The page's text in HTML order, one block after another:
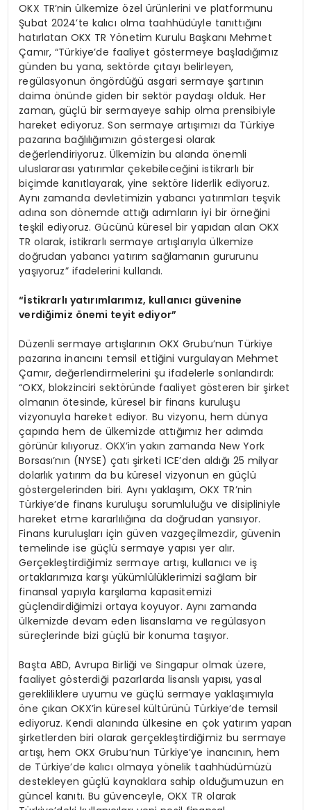
OKX TR’nin ülkemize özel ürünlerini ve platformunu
Şubat 2024’te kalıcı olma taahhüdüyle tanıttığını
hatırlatan OKX TR Yönetim Kurulu Başkanı Mehmet
Çamır, “Türkiye’de faaliyet göstermeye başladığımız
günden bu yana, sektörde çıtayı belirleyen,
regülasyonun öngördüğü asgari sermaye şartının
daima önünde giden bir sektör paydaşı olduk. Her
zaman, güçlü bir sermayeye sahip olma prensibiyle
hareket ediyoruz. Son sermaye artışımızı da Türkiye
pazarına bağlılığımızın göstergesi olarak
değerlendiriyoruz. Ülkemizin bu alanda önemli
uluslararası yatırımlar çekebileceğini istikrarlı bir
biçimde kanıtlayarak, yine sektöre liderlik ediyoruz.
Aynı zamanda devletimizin yabancı yatırımları teşvik
adına son dönemde attığı adımların iyi bir örneğini
teşkil ediyoruz. Gücünü küresel bir yapıdan alan OKX
TR olarak, istikrarlı sermaye artışlarıyla ülkemize
doğrudan yabancı yatırım sağlamanın gururunu
yaşıyoruz” ifadelerini kullandı.
“İstikrarlı yatırımlarımız, kullanıcı güvenine
verdiğimiz önemi teyit ediyor”
Düzenli sermaye artışlarının OKX Grubu’nun Türkiye
pazarına inancını temsil ettiğini vurgulayan Mehmet
Çamır, değerlendirmelerini şu ifadelerle sonlandırdı:
“OKX, blokzinciri sektöründe faaliyet gösteren bir şirket
olmanın ötesinde, küresel bir finans kuruluşu
vizyonuyla hareket ediyor. Bu vizyonu, hem dünya
çapında hem de ülkemizde attığımız her adımda
görünür kılıyoruz. OKX’in yakın zamanda New York
Borsası’nın (NYSE) çatı şirketi ICE’den aldığı 25 milyar
dolarlık yatırım da bu küresel vizyonun en güçlü
göstergelerinden biri. Aynı yaklaşım, OKX TR’nin
Türkiye’de finans kuruluşu sorumluluğu ve disipliniyle
hareket etme kararlılığına da doğrudan yansıyor.
Finans kuruluşları için güven vazgeçilmezdir, güvenin
temelinde ise güçlü sermaye yapısı yer alır.
Gerçekleştirdiğimiz sermaye artışı, kullanıcı ve iş
ortaklarımıza karşı yükümlülüklerimizi sağlam bir
finansal yapıyla karşılama kapasitemizi
güçlendirdiğimizi ortaya koyuyor. Aynı zamanda
ülkemizde devam eden lisanslama ve regülasyon
süreçlerinde bizi güçlü bir konuma taşıyor.
Başta ABD, Avrupa Birliği ve Singapur olmak üzere,
faaliyet gösterdiği pazarlarda lisanslı yapısı, yasal
gerekliliklere uyumu ve güçlü sermaye yaklaşımıyla
öne çıkan OKX’in küresel kültürünü Türkiye’de temsil
ediyoruz. Kendi alanında ülkesine en çok yatırım yapan
şirketlerden biri olarak gerçekleştirdiğimiz bu sermaye
artışı, hem OKX Grubu’nun Türkiye’ye inancının, hem
de Türkiye’de kalıcı olmaya yönelik taahhüdümüzü
destekleyen güçlü kaynaklara sahip olduğumuzun en
güncel kanıtı. Bu güvenceyle, OKX TR olarak